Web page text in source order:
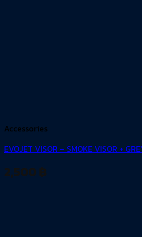
Accessories
EVOJET VISOR – SMOKE VISOR +
2,500 ฿